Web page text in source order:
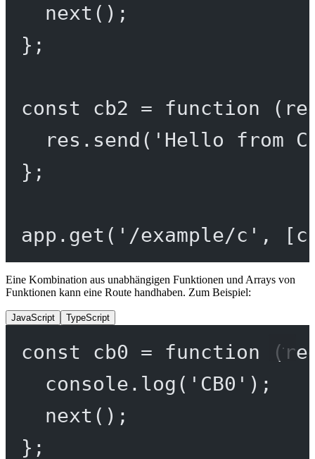
next ();
};
const cb2 = function (
res. send ( 'Hello from
};
app. get ( '/example/c' ,
Eine Kombination aus unabhängigen Funktionen und Arrays von
Funktionen kann eine Route handhaben. Zum Beispiel:
JavaScript TypeScript
const cb0 = function (
console. log ( 'CB0' );
next ();
};